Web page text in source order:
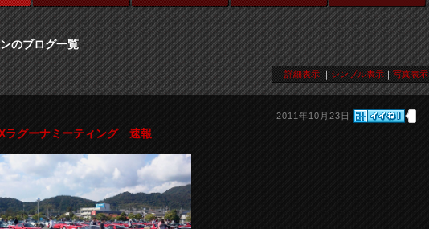
のブログ一覧
詳細表示 ｜ シンプル表示 ｜ 写真表示
2011年10月23日
ラグーナミーティング 速報